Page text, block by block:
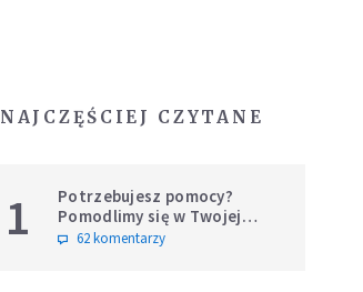
NAJCZĘŚCIEJ CZYTANE
1
Potrzebujesz pomocy?
Pomodlimy się w Twojej
intencji
62 komentarzy